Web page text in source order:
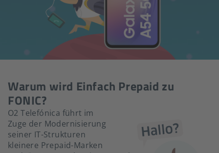
Warum wird Einfach Prepaid zu
FONIC?
O2 Telefónica führt im
Zuge der Modernisierung
seiner IT-Strukturen
kleinere Prepaid-Marken